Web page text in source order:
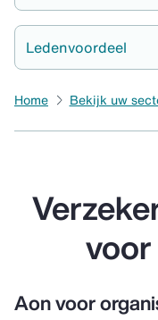
Ledenvoordeel
Home Bekijk uw
Aon voor